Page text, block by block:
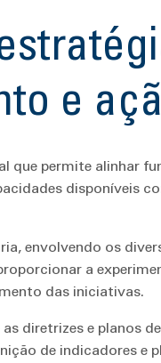
e
que permite alinhar
disponíveis
envolvendo os
a
das iniciativas.
diretrizes e planos
de indicadores e